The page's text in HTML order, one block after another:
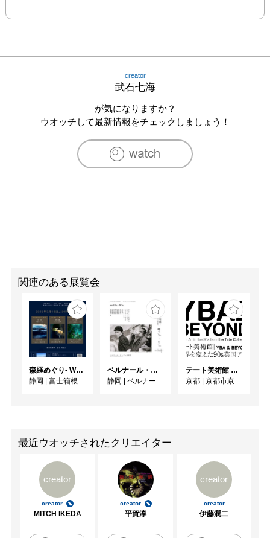
creator
武石七海
が気になりますか？
ウオッチして最新情報をチェックしましょう！
関連のある展覧会
森羅めぐり- Wandering in Shinra -
静岡 | 富士箱根カントリークラブ
ベルナール・ビュフェと写真 ーカメラがとらえたビュフェとその時代、そして21 世紀へ
静岡 | ベルナール・ビュフェ美術館
テート美術館 ― YBA & BEYOND 世界を変えた90s英国アート
京都 | 京都市京セラ美術館
最近ウオッチされたクリエイター
creator
creator
MITCH IKEDA
creator
平賀淳
creator
creator
伊藤潤二